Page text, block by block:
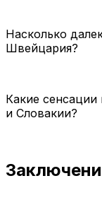
Насколько
Швейцария?
Какие
и Словакии?